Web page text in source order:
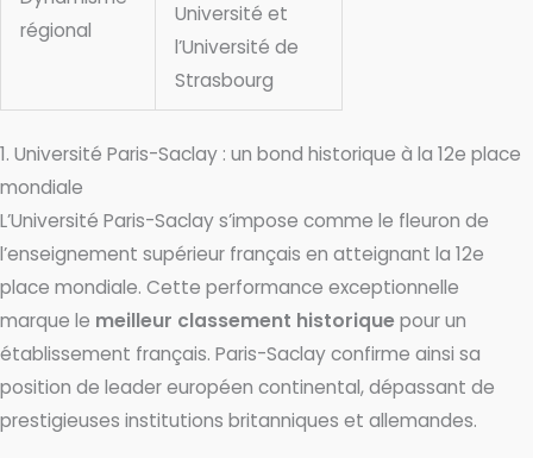
régional
Université et
l’Université de
Strasbourg
1. Université Paris-Saclay : un bond historique à la 12e place
mondiale
L’Université Paris-Saclay s’impose comme le fleuron de
l’enseignement supérieur français en atteignant la 12e
place mondiale. Cette performance exceptionnelle
marque le meilleur classement historique pour un
établissement français. Paris-Saclay confirme ainsi sa
position de leader européen continental, dépassant de
prestigieuses institutions britanniques et allemandes.